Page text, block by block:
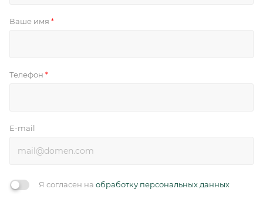
Ваше имя *
Телефон *
E-mail
Я согласен на обработку персональных данных